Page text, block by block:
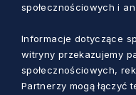
społecznościowych i
Informacje dotyczące
witryny przekazujemy
społecznościowych,
Partnerzy mogą łączyć